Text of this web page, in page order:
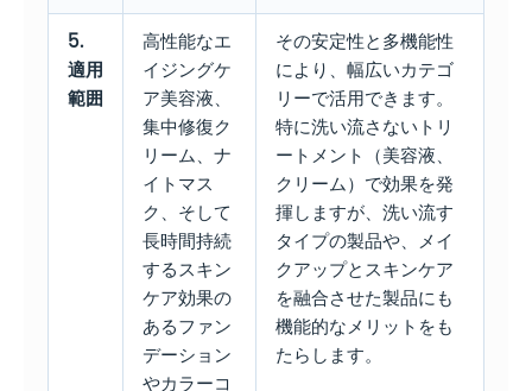
5.
適用
範囲
高性能なエ
イジングケ
ア美容液、
集中修復ク
リーム、ナ
イトマス
ク、そして
長時間持続
するスキン
ケア効果の
あるファン
デーション
やカラーコ
その安定性と多機能性
により、幅広いカテゴ
リーで活用できます。
特に洗い流さないトリ
ートメント（美容液、
クリーム）で効果を発
揮しますが、洗い流す
タイプの製品や、メイ
クアップとスキンケア
を融合させた製品にも
機能的なメリットをも
たらします。